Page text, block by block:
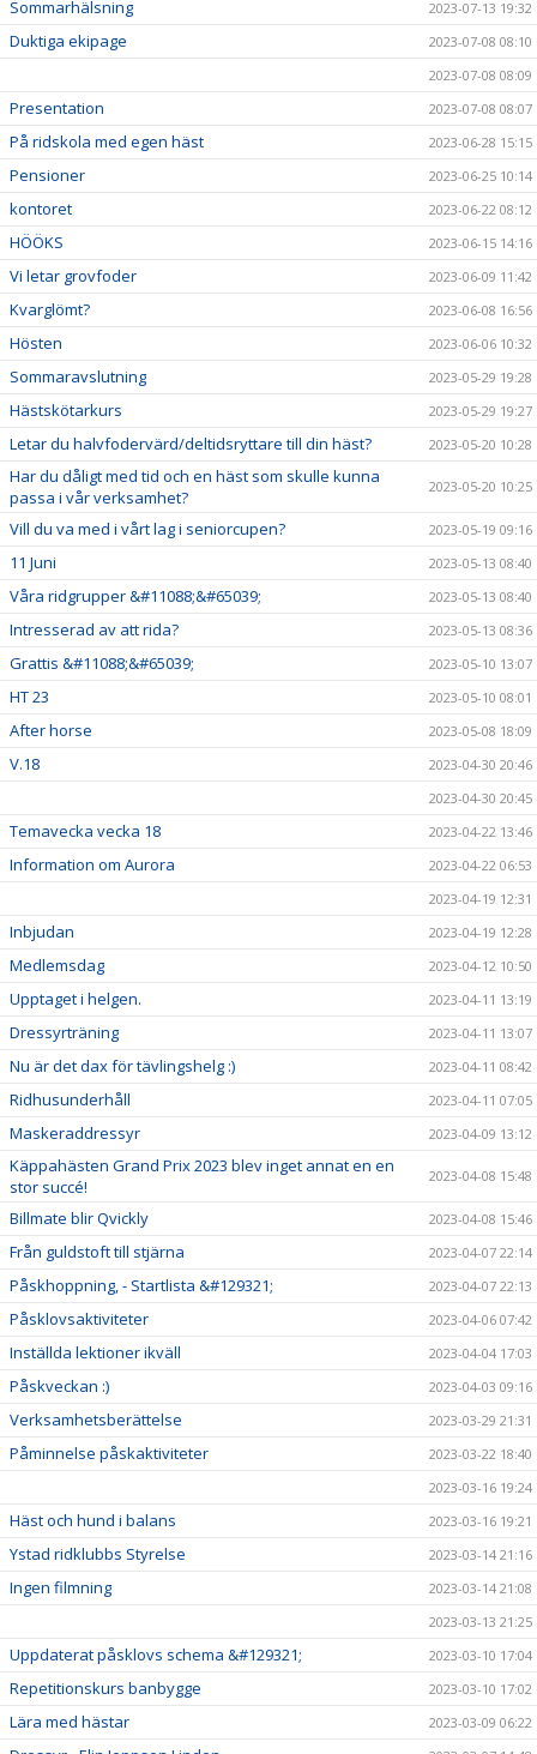
Sommarhälsning 2023-07-13 19:32
Duktiga ekipage
2023-07-08 08:10
2023-07-08 08:09
Presentation 2023-07-08 08:07
På ridskola med egen häst 2023-06-28 15:15
Pensioner 2023-06-25 10:14
kontoret 2023-06-22 08:12
HÖÖKS 2023-06-15 14:16
Vi letar grovfoder 2023-06-09 11:42
Kvarglömt? 2023-06-08 16:56
Hösten 2023-06-06 10:32
Sommaravslutning 2023-05-29 19:28
Hästskötarkurs 2023-05-29 19:27
Letar du halvfodervärd/deltidsryttare till din häst? 2023-05-20 10:28
Har du dåligt med tid och en häst som skulle kunna
passa i vår verksamhet?
2023-05-20 10:25
Vill du va med i vårt lag i seniorcupen? 2023-05-19 09:16
11 Juni 2023-05-13 08:40
Våra ridgrupper &#11088;&#65039; 2023-05-13 08:40
Intresserad av att rida? 2023-05-13 08:36
Grattis &#11088;&#65039; 2023-05-10 13:07
HT 23 2023-05-10 08:01
After horse 2023-05-08 18:09
V.18
2023-04-30 20:46
2023-04-30 20:45
Temavecka vecka 18 2023-04-22 13:46
Information om Aurora
2023-04-22 06:53
2023-04-19 12:31
Inbjudan 2023-04-19 12:28
Medlemsdag 2023-04-12 10:50
Upptaget i helgen. 2023-04-11 13:19
Dressyrträning 2023-04-11 13:07
Nu är det dax för tävlingshelg :) 2023-04-11 08:42
Ridhusunderhåll 2023-04-11 07:05
Maskeraddressyr 2023-04-09 13:12
Käppahästen Grand Prix 2023 blev inget annat en en
stor succé!
2023-04-08 15:48
Billmate blir Qvickly 2023-04-08 15:46
Från guldstoft till stjärna 2023-04-07 22:14
Påskhoppning, - Startlista &#129321; 2023-04-07 22:13
Påsklovsaktiviteter 2023-04-06 07:42
Inställda lektioner ikväll 2023-04-04 17:03
Påskveckan :) 2023-04-03 09:16
Verksamhetsberättelse 2023-03-29 21:31
Påminnelse påskaktiviteter
2023-03-22 18:40
2023-03-16 19:24
Häst och hund i balans 2023-03-16 19:21
Ystad ridklubbs Styrelse 2023-03-14 21:16
Ingen filmning
2023-03-14 21:08
2023-03-13 21:25
Uppdaterat påsklovs schema &#129321; 2023-03-10 17:04
Repetitionskurs banbygge 2023-03-10 17:02
Lära med hästar 2023-03-09 06:22